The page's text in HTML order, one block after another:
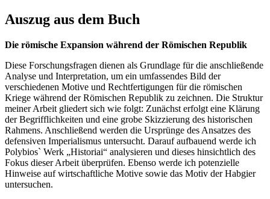
Auszug aus dem Buch
Die römische Expansion während der Römischen Republik
Diese Forschungsfragen dienen als Grundlage für die anschließende
Analyse und Interpretation, um ein umfassendes Bild der
verschiedenen Motive und Rechtfertigungen für die römischen
Kriege während der Römischen Republik zu zeichnen. Die Struktur
meiner Arbeit gliedert sich wie folgt: Zunächst erfolgt eine Klärung
der Begrifflichkeiten und eine grobe Skizzierung des historischen
Rahmens. Anschließend werden die Ursprünge des Ansatzes des
defensiven Imperialismus untersucht. Darauf aufbauend werde ich
Polybios` Werk „Historiai“ analysieren und dieses hinsichtlich des
Fokus dieser Arbeit überprüfen. Ebenso werde ich potenzielle
Hinweise auf wirtschaftliche Motive sowie das Motiv der Habgier
untersuchen.